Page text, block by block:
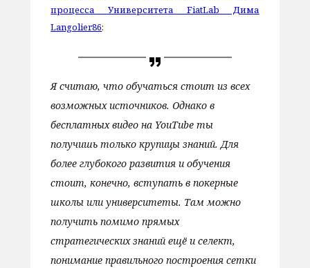
процесса Университета FiatLab Дима
Langolier86:
Я считаю, что обучаться стоит из всех
возможных источников. Однако в
бесплатных видео на YouTube ты
получишь только крупицы знаний. Для
более глубокого развития и обучения
стоит, конечно, вступать в покерные
школы или университеты. Там можно
получить помимо прямых
стратегических знаний ещё и селект,
понимание правильного построения сетки